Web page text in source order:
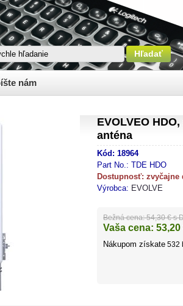
nám
EVOLVEO
anténa
Kód: 18964
Part No.: TDE HDO
Dostupnosť: zvyčajne
Výrobca: EVOLVE
Bežná cena: 54,30 € s
Vaša cena: 53,20
Nákupom získate 532